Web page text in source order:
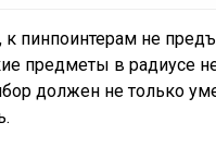
к пинпоинтерам не
предметы в радиусе
должен не только